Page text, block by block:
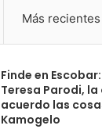
Más recientes
Finde en
Teresa Parodi, la
acuerdo las
Kamogelo